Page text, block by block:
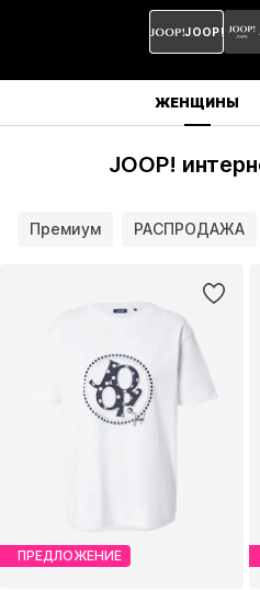
JOOP!
ЖЕНЩИНЫ
JOOP!
Премиум РАСПРОДАЖА
ПРЕДЛОЖЕНИЕ